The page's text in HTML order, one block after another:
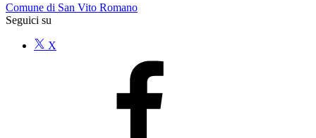
Comune di San Vito Romano
Seguici su
X